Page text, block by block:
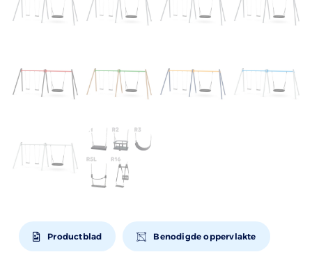
Productblad Benodigde oppervlakte